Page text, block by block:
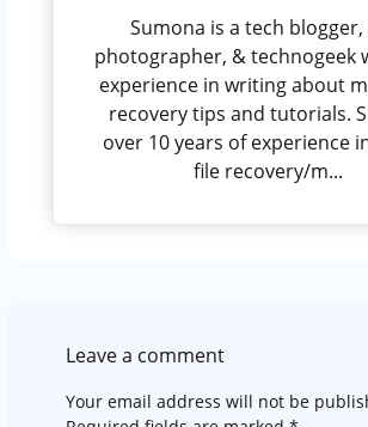
Sumona is a tech blogger,
photographer, & technogeek
experience in writing about
recovery tips and tutorials.
over 10 years of experience
file recovery/m...
Leave a comment
Your email address will not be